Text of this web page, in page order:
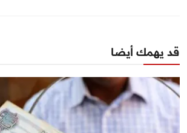
قد يهمك أيضا